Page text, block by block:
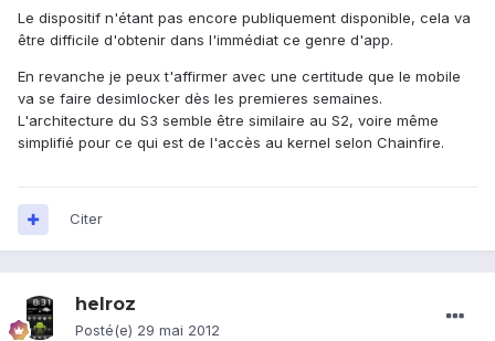
Le dispositif n'étant pas encore publiquement disponible, cela va
être difficile d'obtenir dans l'immédiat ce genre d'app.
En revanche je peux t'affirmer avec une certitude que le mobile
va se faire desimlocker dès les premieres semaines.
L'architecture du S3 semble être similaire au S2, voire même
simplifié pour ce qui est de l'accès au kernel selon Chainfire.
Citer
helroz
Posté(e) 29 mai 2012